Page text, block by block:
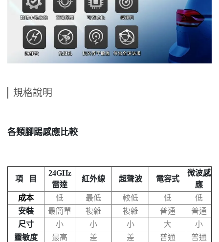
規格說明
各類腳踢感應比較
項 目
24GHz
雷達
紅外線 超聲波 電容式
微波感
應
成本
低 最低 較低 低
低
安裝
最簡單 複雜 複雜 普通
普通
尺寸
小 小 小 大
小
靈敏度
最高 差 差 普通
普通